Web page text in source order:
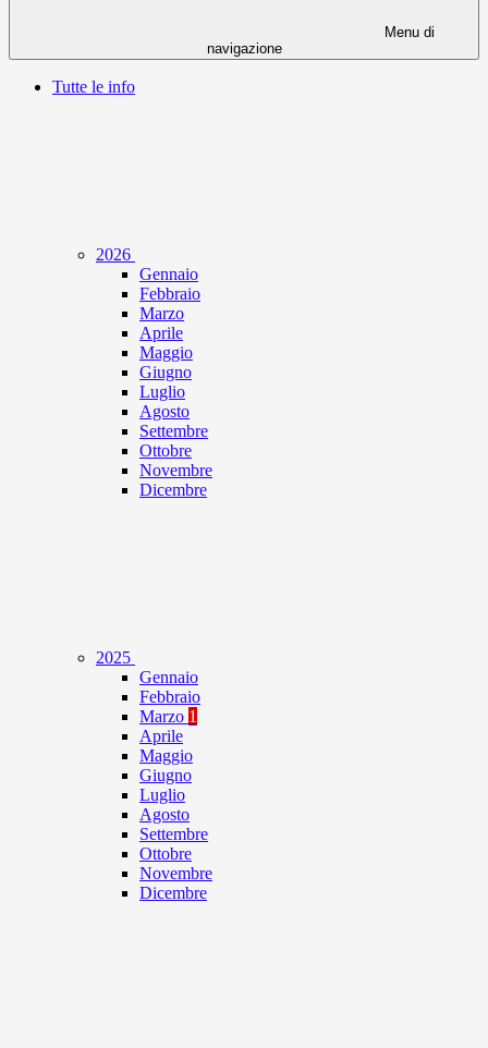
Menu di
navigazione
Tutte le info
2026
Gennaio
Febbraio
Marzo
Aprile
Maggio
Giugno
Luglio
Agosto
Settembre
Ottobre
Novembre
Dicembre
2025
Gennaio
Febbraio
Marzo 1
Aprile
Maggio
Giugno
Luglio
Agosto
Settembre
Ottobre
Novembre
Dicembre